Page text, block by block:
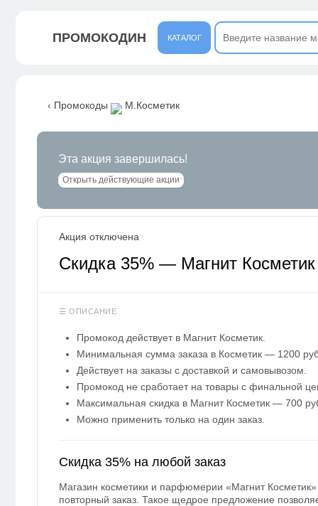
ПРОМОКОДИН КАТАЛОГ
‹ Промокоды М.Косметик
Эта акция завершилась!
Открыть действующие акции
Акция отключена
Скидка 35% — Магнит Косметик
Промокод действует в Магнит Косметик.
Минимальная сумма заказа в Косметик — 1200
Действует на заказы с доставкой и самовывозом.
Промокод не сработает на товары с финальной
Максимальная скидка в Магнит Косметик — 700
Можно применить только на один заказ.
Скидка 35% на любой заказ
Магазин косметики и парфюмерии «Магнит
повторный заказ. Такое щедрое предложение